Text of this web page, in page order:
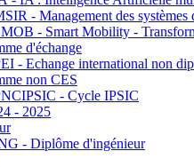
- Management des
- Smart Mobility -
d'échange
- Echange international non
non CES
- Cycle IPSIC
- 2025
- Diplôme d'ingénieur